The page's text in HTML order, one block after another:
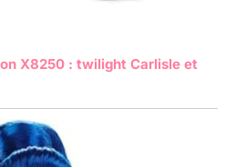
X8250 : twilight Carlisle et